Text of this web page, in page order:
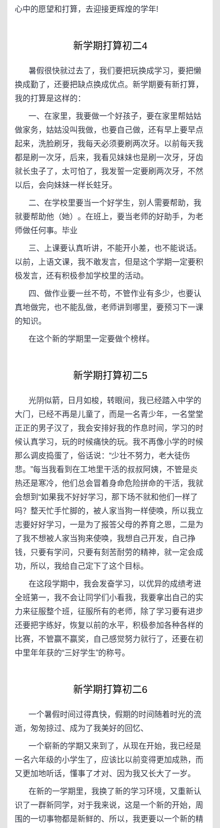
心中的愿望和打算，去迎接更辉煌的学年!
新学期打算初二4
暑假很快就过去了，我们要把玩换成学习，要把懒
换成勤了，还要把缺点换成优点。新学期要有新打算，
我的打算是这样的：
一、在家里，我要做一个好孩子，要在家里帮姑姑
做家务，姑姑没叫我做，也要自己做，还有早上要早点
起来，洗脸刷牙，我每天必须要刷两次牙。以前每天我
都是刷一次牙，后来，我看见妹妹也是刷一次牙，牙齿
就长虫子了，太可怕了，我发誓一定要刷两次牙，不然
以后，会向妹妹一样长蛀牙。
二、在学校里要当一个好学生，别人需要帮助，我
就要帮助他（她）。在班上，要当老师的好助手，为老
师做任何事。毕业
三、上课要认真听讲，不能开小差，也不能说话。
以前，上语文课，我不敢发言，但是这个学期一定要积
极发言，还有积极参加学校里的活动。
四、做作业要一丝不苟，不管作业有多少，也要认
真地做完，也不能乱做，老师讲到哪里，要预习下一课
的知识。
在这个新的学期里一定要做个榜样。
新学期打算初二5
光阴似箭，日月如梭，转眼间，我已经踏入中学的
大门，已经不再是儿童了，而是一名青少年，一名堂堂
正正的男子汉了，我会安排好我的作息时间，学习的时
候认真学习，玩的时候痛快的玩。我不再像小学的时候
那么调皮捣蛋了，俗话说：“少壮不努力，老大徒伤
悲。”每当我看到在工地里干活的叔叔阿姨，不管是炎
热还是寒冷，他们总会冒着身命危险拼命的干活，我就
会想到“如果我不好好学习，那下场不就和他们一样了
吗？整天忙手忙脚的，被人家当狗一样使唤，所以我立
志要好好学习，一是为了报答父母的养育之恩，二是为
了我不想被人家当狗来使唤，我想自己开发，自己挣
钱，只要有学问，只要有刻苦耐劳的精神，就一定会成
功，所以，我给自己定下了这个目标。
在这段学期中，我会发奋学习，以优异的成绩考进
全班第一，我不会让同学们小看我，我要拿出自己的实
力来征服整个班，征服所有的老师，除了学习要有进步
还要把字练好，恢复以前的水平，积极参加各种各样的
比赛，不管赢不赢奖，自己感觉努力就行了，还要在初
中里年年获的“三好学生”的称号。
新学期打算初二6
一个暑假时间过得真快，假期的时间随着时光的流
逝，匆匆掠过、成为了我美好的回忆、
一个崭新的学期又来到了，从现在开始，我已经是
一名六年级的小学生了，应该比以前变得更加成熟，而
又更加地听话，懂事了才对、因为我又长大了一岁。
在新的一学期里，我换了新的学习环境，又重新认
识了一群新同学，对于我来说，这是一个新的开始，周
围的一切事物都是新鲜的、所以，我更要以一个新的精